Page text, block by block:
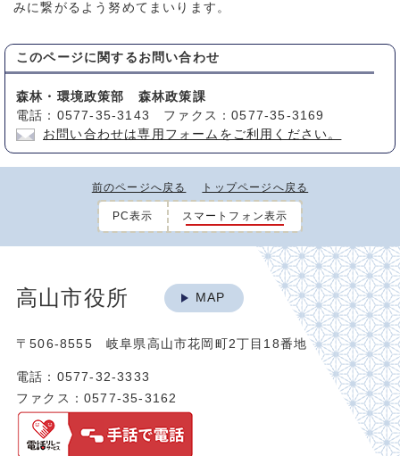
みに繋がるよう努めてまいります。
このページに関する お問い合わせ
森林・環境政策部 森林政策課
電話：0577-35-3143 ファクス：0577-35-3169
お問い合わせは専用フォームをご利用ください。
前のページへ戻る トップページへ戻る
PC表示 スマートフォン表示
高山市役所 MAP
〒506-8555 岐阜県高山市花岡町2丁目18番地
電話：0577-32-3333
ファクス：0577-35-3162